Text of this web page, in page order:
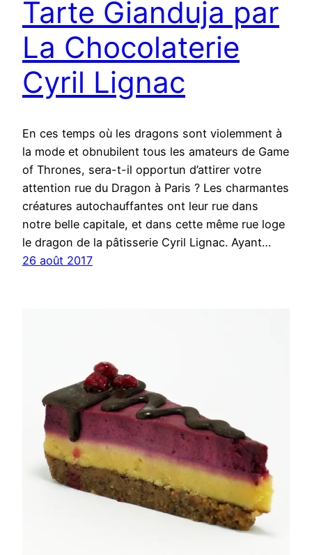
Tarte Gianduja par
La Chocolaterie
Cyril Lignac
En ces temps où les dragons sont violemment à
la mode et obnubilent tous les amateurs de Game
of Thrones, sera-t-il opportun d’attirer votre
attention rue du Dragon à Paris ? Les charmantes
créatures autochauffantes ont leur rue dans
notre belle capitale, et dans cette même rue loge
le dragon de la pâtisserie Cyril Lignac. Ayant…
26 août 2017